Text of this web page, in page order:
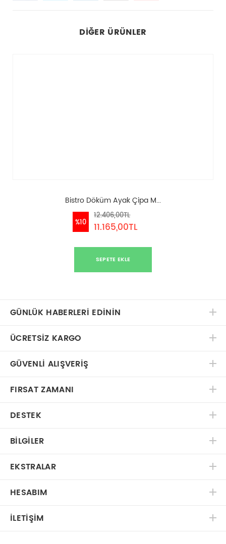
DIĞER ÜRÜNLER
Bistro Döküm Ayak Çipa M...
%10
12.406,00TL
11.165,00TL
SEPETE EKLE
GÜNLÜK HABERLERİ EDİNİN
ÜCRETSIZ KARGO
GÜVENLI ALIŞVERIŞ
FIRSAT ZAMANI
DESTEK
BILGILER
EKSTRALAR
HESABIM
İLETIŞIM